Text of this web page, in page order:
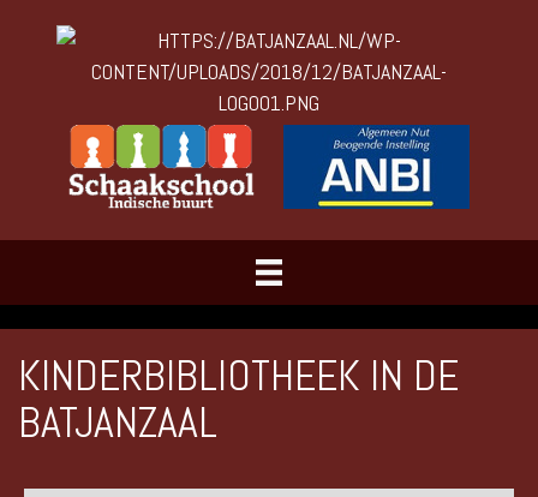
KINDERBIBLIOTHEEK IN DE
BATJANZAAL